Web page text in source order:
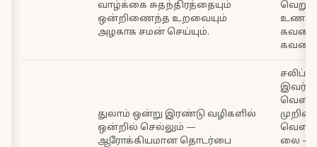
வாழ்க்கை சுதந்திரத்தையும்
ஒன்றிணைந்த உறவையும்
அழகாக சமன் செய்யும்.
துலாம் ஒன்று இரண்டு வழிகளில்
ஒன்றில் செல்லும் —
ஆரோக்கியமான தொடர்பை
லை —